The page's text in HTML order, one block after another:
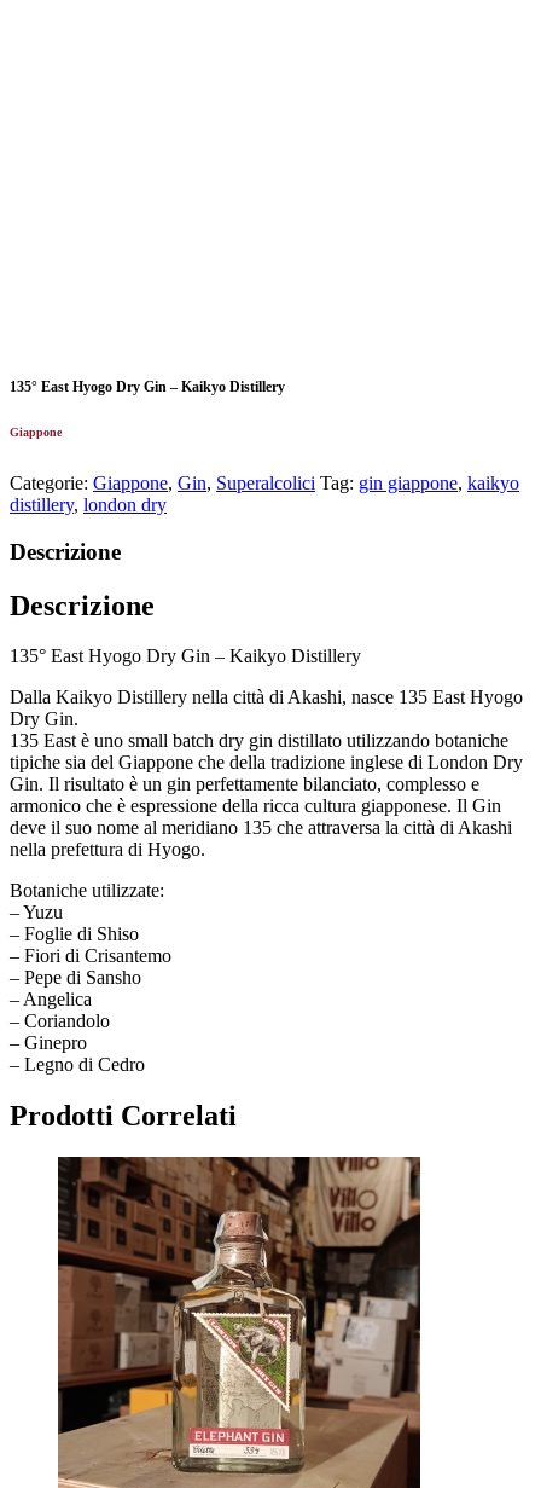
135° East Hyogo Dry Gin – Kaikyo Distillery
Giappone
Categorie: Giappone, Gin, Superalcolici Tag: gin giappone, kaikyo
distillery, london dry
Descrizione
Descrizione
135° East Hyogo Dry Gin – Kaikyo Distillery
Dalla Kaikyo Distillery nella città di Akashi, nasce 135 East Hyogo
Dry Gin.
135 East è uno small batch dry gin distillato utilizzando botaniche
tipiche sia del Giappone che della tradizione inglese di London Dry
Gin. Il risultato è un gin perfettamente bilanciato, complesso e
armonico che è espressione della ricca cultura giapponese. Il Gin
deve il suo nome al meridiano 135 che attraversa la città di Akashi
nella prefettura di Hyogo.
Botaniche utilizzate:
– Yuzu
– Foglie di Shiso
– Fiori di Crisantemo
– Pepe di Sansho
– Angelica
– Coriandolo
– Ginepro
– Legno di Cedro
Prodotti Correlati